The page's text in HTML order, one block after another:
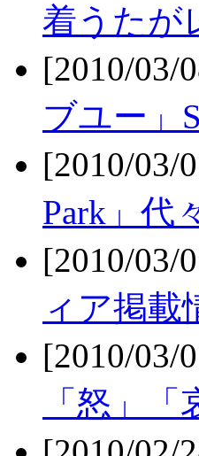
着うたが
[2010/
ブユー」
[2010/
Park」代
[2010/
ィア掲載
[2010/
「怒」